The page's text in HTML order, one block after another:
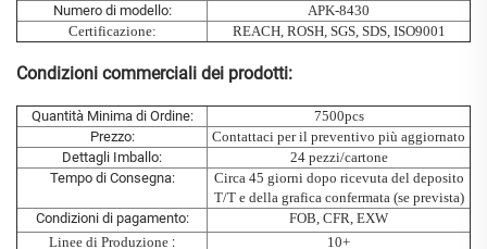
Numero di modello:
APK-8430
Certificazione:
REACH, ROSH, SGS, SDS, ISO9001
Condizioni commerciali dei prodotti:
Quantità Minima di Ordine:
7500pcs
Prezzo:
Contattaci per il preventivo più aggiornato
Dettagli Imballo:
24 pezzi/cartone
Tempo di Consegna:
Circa 45 giorni dopo ricevuta del deposito
T/T e della grafica confermata (se prevista)
Condizioni di pagamento:
FOB, CFR, EXW
Linee di Produzione :
10+